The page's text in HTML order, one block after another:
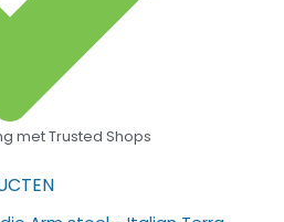
met Trusted Shops